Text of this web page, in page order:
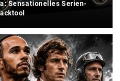
Sensationelles Serien-